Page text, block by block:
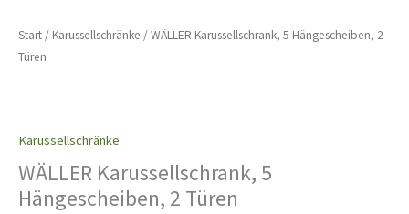
Start / Karussellschränke / WÄLLER Karussellschrank, 5 Hängescheiben, 2
Türen
Karussellschränke
WÄLLER Karussellschrank, 5
Hängescheiben, 2 Türen